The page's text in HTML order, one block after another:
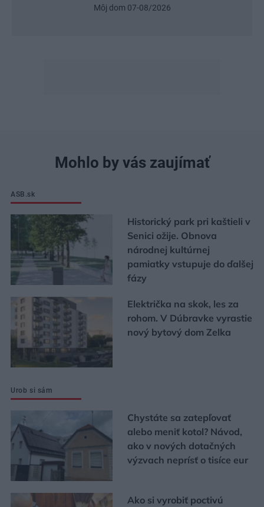
Môj dom 07-08/2026
Mohlo by vás zaujímať
ASB.sk
Historický park pri kaštieli v
Senici ožije. Obnova
národnej kultúrnej
pamiatky vstupuje do ďalšej
fázy
Električka na skok, les za
rohom. V Dúbravke vyrastie
nový bytový dom Zelka
Urob si sám
Chystáte sa zatepľovať
alebo meniť kotol? Návod,
ako v nových dotačných
výzvach neprísť o tisíce eur
Ako si vyrobiť poctivú